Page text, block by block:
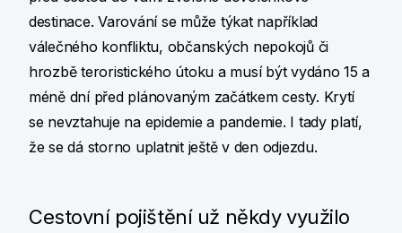
destinace. Varování se může týkat například
válečného konfliktu, občanských nepokojů či
hrozbě teroristického útoku a musí být vydáno 15 a
méně dní před plánovaným začátkem cesty. Krytí
se nevztahuje na epidemie a pandemie. I tady platí,
že se dá storno uplatnit ještě v den odjezdu.
Cestovní pojištění už někdy využilo